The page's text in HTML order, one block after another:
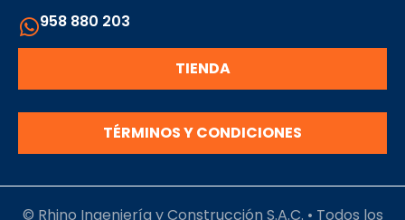
958 880 203
TIENDA
TÉRMINOS Y CONDICIONES
© Rhino Ingeniería y Construcción S.A.C. • Todos los